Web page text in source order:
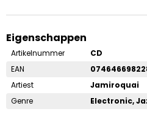
Eigenschappen
Artikelnummer
CD
EAN
Artiest
Jamiroquai
Genre
Electronic,